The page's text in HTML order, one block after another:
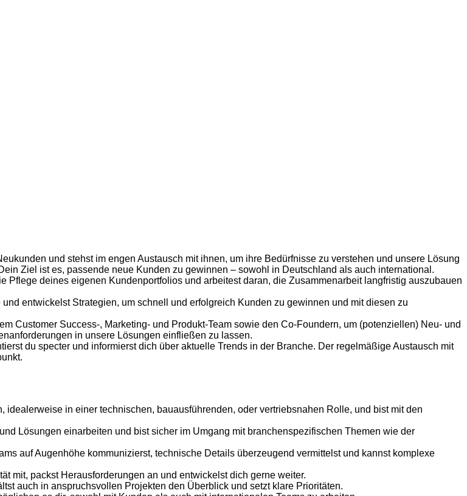
und stehst im engen Austausch mit ihnen, um ihre Bedürfnisse zu verstehen und unsere Lösung
Ziel ist es, passende neue Kunden zu gewinnen – sowohl in Deutschland als auch international.
Pflege deines eigenen Kundenportfolios und arbeitest daran, die Zusammenarbeit langfristig auszubauen
entwickelst Strategien, um schnell und erfolgreich Kunden zu gewinnen und mit diesen zu
Customer Success-, Marketing- und Produkt-Team sowie den Co-Foundern, um (potenziellen) Neu- und
in unsere Lösungen einfließen zu lassen.
du specter und informierst dich über aktuelle Trends in der Branche. Der regelmäßige Austausch mit
idealerweise in einer technischen, bauausführenden, oder vertriebsnahen Rolle, und bist mit den
Lösungen einarbeiten und bist sicher im Umgang mit branchenspezifischen Themen wie der
auf Augenhöhe kommunizierst, technische Details überzeugend vermittelst und kannst komplexe
mit, packst Herausforderungen an und entwickelst dich gerne weiter.
auch in anspruchsvollen Projekten den Überblick und setzt klare Prioritäten.